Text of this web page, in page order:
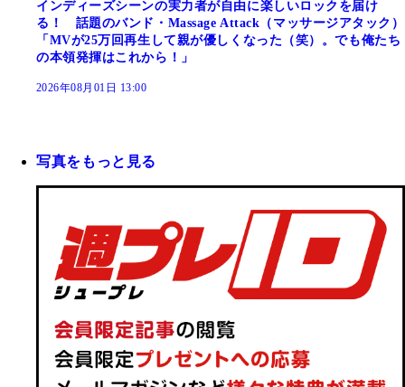
インディーズシーンの実力者が自由に楽しいロックを届け
る！ 話題のバンド・Massage Attack（マッサージアタック）
「MVが25万回再生して親が優しくなった（笑）。でも俺たち
の本領発揮はこれから！」
2026年08月01日 13:00
写真をもっと見る